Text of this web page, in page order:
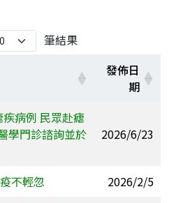
筆結果
發佈日
期
病例 民眾赴瘧
學門診諮詢並於
2026/6/23
不輕忽
2026/2/5